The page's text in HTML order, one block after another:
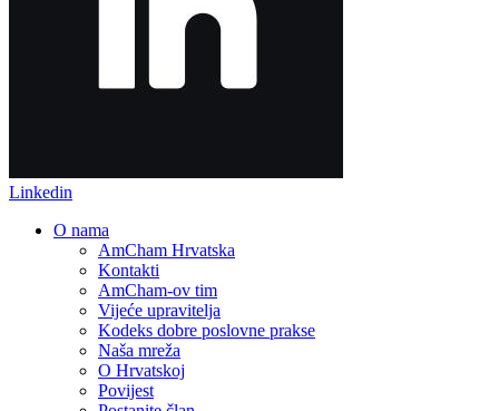
Linkedin
O nama
AmCham Hrvatska
Kontakti
AmCham-ov tim
Vijeće upravitelja
Kodeks dobre poslovne prakse
Naša mreža
O Hrvatskoj
Povijest